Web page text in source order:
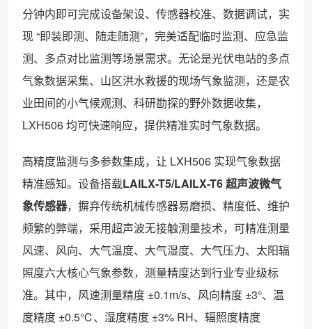
分钟内即可完成设备架设、传感器校准、数据调试，实
现 “即装即测、随走随测”，完美适配临时监测、应急监
测、多点对比监测等场景需求。无论是光伏电站的多点
气象数据采集、山区洪水救援的现场气象监测，还是农
业田间的小气候观测、科研勘探的野外数据收集，
LXH506 均可快速响应，提供精准实时气象数据。
高精度监测与多参数集成，让 LXH506 实现气象数据
精准感知。设备搭载LAILX-T5/LAILX-T6 超声波微气
象传感器，摒弃传统机械传感器易磨损、精度低、维护
频繁的弊端，采用超声波无接触测量技术，可精准测量
风速、风向、大气温度、大气湿度、大气压力、太阳辐
照度六大核心气象参数，测量精度达到行业专业级标
准。其中，风速测量精度 ±0.1m/s、风向精度 ±3°、温
度精度 ±0.5℃、湿度精度 ±3% RH、辐照度精度